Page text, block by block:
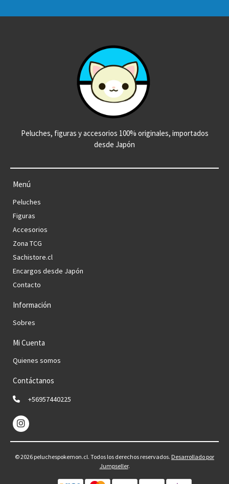
Peluches, figuras y accesorios 100% originales, importados
desde Japón
Menú
Peluches
Figuras
Accesorios
Zona TCG
Sachistore.cl
Encargos desde Japón
Contacto
Información
Sobres
Mi Cuenta
Quienes somos
Contáctanos
+56957440225
© 2026 peluchespokemon.cl. Todos los derechos reservados. Desarrollado por
Jumpseller.